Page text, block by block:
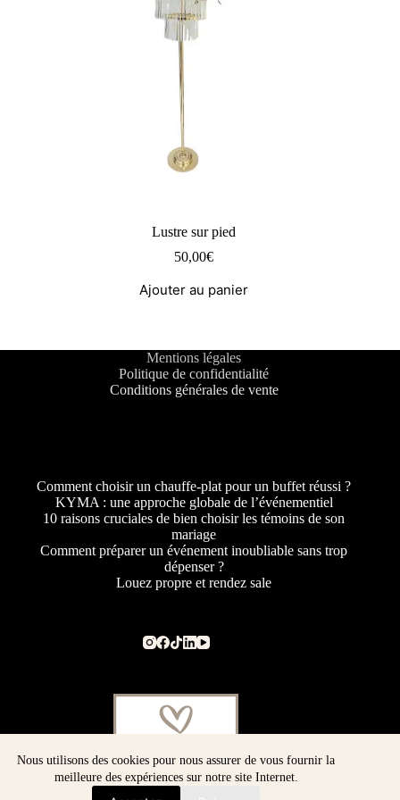
Nous utilisons des cookies pour nous assurer de vous fournir la
meilleure des expériences sur notre site Internet.
Lustre sur pied
50,00€
Ajouter au panier
Mentions légales
Politique de confidentialité
Conditions générales de vente
Comment choisir un chauffe-plat pour un buffet réussi ?
KYMA : une approche globale de l’événementiel
10 raisons cruciales de bien choisir les témoins de son
mariage
Comment préparer un événement inoubliable sans trop
dépenser ?
Louez propre et rendez sale